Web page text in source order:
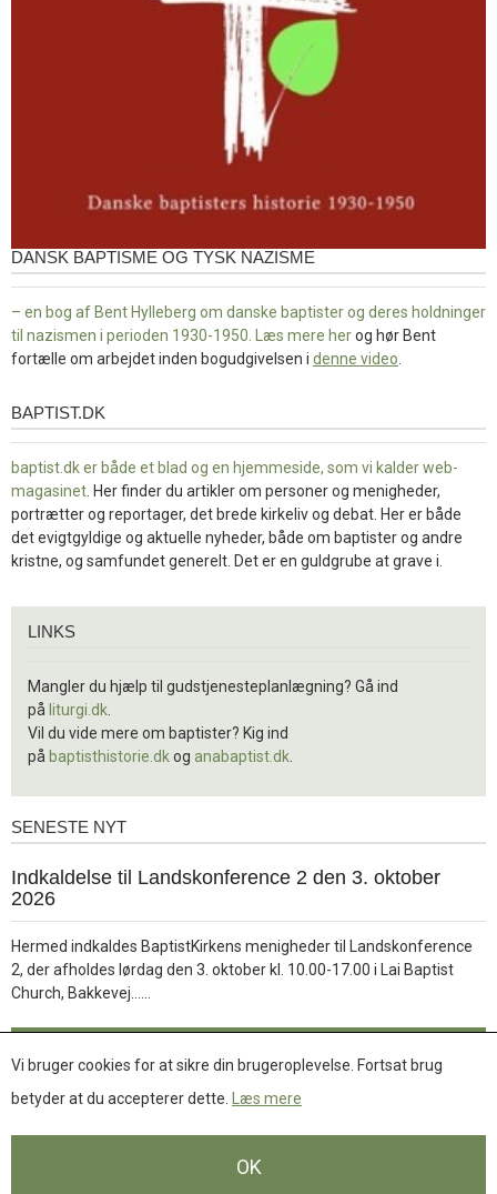
DANSK BAPTISME OG TYSK NAZISME
– en bog af Bent Hylleberg om danske baptister og deres holdninger
til nazismen i perioden 1930-1950. Læs mere herog hør Bent
fortælle om arbejdet inden bogudgivelsen i denne video
baptist.dk
BAPTIST.DK
baptist.dk er både et blad og en hjemmeside, som vi kalder web-
magasinet . Her finder du artikler om personer og menigheder,
portrætter og reportager, det brede kirkeliv og debat. Her er både
det evigtgyldige og aktuelle nyheder, både om baptister og andre
kristne, og samfundet generelt. Det er en guldgrube at grave i.
LINKS
Mangler du hjælp til gudstjenesteplanlægning? Gå ind
på liturgi.dk
Vil du vide mere om baptister? Kig ind
på baptisthistorie.dkog anabaptist.dk
Seneste
SENESTE NYT
1.
jul.
Indkaldelse til Landskonference 2 den 3. oktober
2026
Hermed indkaldes BaptistKirkens menigheder til Landskonference
2, der afholdes lørdag den 3. oktober kl. 10.00-17.00 i Lai Baptist
Church, Bakkevej……
Læs mere
Vi bruger cookies for at sikre din brugeroplevelse. Fortsat brug
betyder at du accepterer dette.
Læs mere
OK